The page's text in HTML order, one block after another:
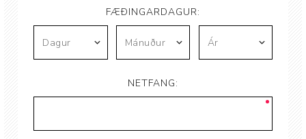
FÆÐINGARDAGUR:
NETFANG: